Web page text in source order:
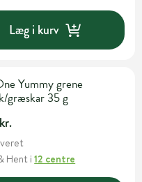
Læg i kurv
Yummy grene
græskar 35 g
Hent i12 centre